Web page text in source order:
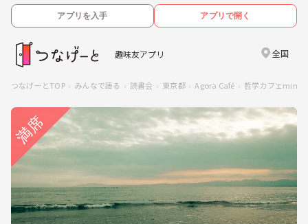
アプリを入手 アプリで開く
趣味友アプリ 全国
つなげーとTOP みんなで語る 読書会 東京都 Agora Café 哲学カフェmini